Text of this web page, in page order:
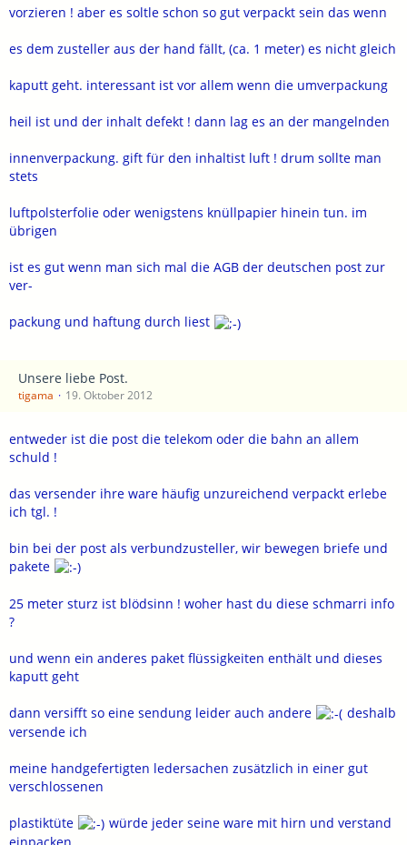
vorzieren ! aber es soltle schon so gut verpackt sein das wenn
es dem zusteller aus der hand fällt, (ca. 1 meter) es nicht gleich
kaputt geht. interessant ist vor allem wenn die umverpackung
heil ist und der inhalt defekt ! dann lag es an der mangelnden
innenverpackung. gift für den inhaltist luft ! drum sollte man
stets
luftpolsterfolie oder wenigstens knüllpapier hinein tun. im
übrigen
ist es gut wenn man sich mal die AGB der deutschen post zur
ver-
packung und haftung durch liest
Unsere liebe Post.
tigama 19. Oktober 2012
entweder ist die post die telekom oder die bahn an allem
schuld !
das versender ihre ware häufig unzureichend verpackt erlebe
ich tgl. !
bin bei der post als verbundzusteller, wir bewegen briefe und
pakete
25 meter sturz ist blödsinn ! woher hast du diese schmarri info
?
und wenn ein anderes paket flüssigkeiten enthält und dieses
kaputt geht
dann versifft so eine sendung leider auch andere
deshalb
versende ich
meine handgefertigten ledersachen zusätzlich in einer gut
verschlossenen
plastiktüte
würde jeder seine ware mit hirn und verstand